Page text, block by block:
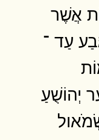
אֲשֶׁר
עַד ־
יְהוֹשֻׁעַ